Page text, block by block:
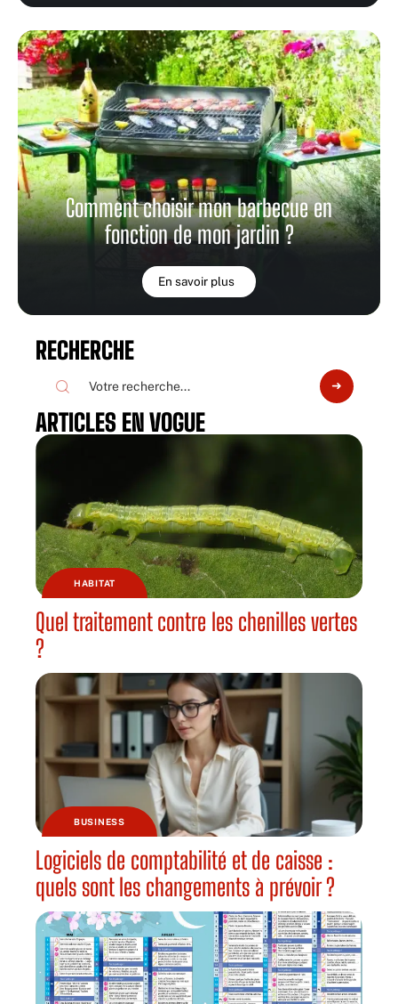
Comment choisir mon barbecue en
fonction de mon jardin ?
En savoir plus
RECHERCHE
ARTICLES EN VOGUE
HABITAT
Quel traitement contre les chenilles vertes
?
BUSINESS
Logiciels de comptabilité et de caisse :
quels sont les changements à prévoir ?